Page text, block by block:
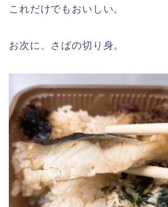
これだけでもおいしい。
お次に、さばの切り身。